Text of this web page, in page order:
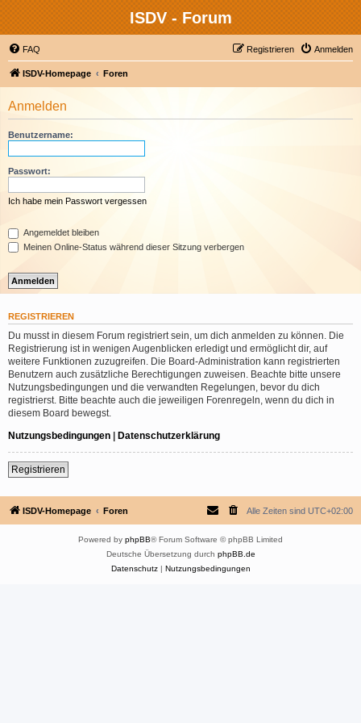
ISDV - Forum
FAQ Anmelden
Registrieren
ISDV-Homepage Foren
Anmelden
Benutzername:
Passwort:
Ich habe mein Passwort vergessen
Angemeldet bleiben
Meinen Online-Status während dieser Sitzung verbergen
REGISTRIEREN
Du musst in diesem Forum registriert sein, um dich anmelden zu können. Die
Registrierung ist in wenigen Augenblicken erledigt und ermöglicht dir, auf
weitere Funktionen zuzugreifen. Die Board-Administration kann registrierten
Benutzern auch zusätzliche Berechtigungen zuweisen. Beachte bitte unsere
Nutzungsbedingungen und die verwandten Regelungen, bevor du dich
registrierst. Bitte beachte auch die jeweiligen Forenregeln, wenn du dich in
diesem Board bewegst.
Nutzungsbedingungen | Datenschutzerklärung
Registrieren
ISDV-Homepage Foren Alle Zeiten sind UTC+02:00
Powered by phpBB® Forum Software © phpBB Limited
Deutsche Übersetzung durch phpBB.de
Datenschutz| Nutzungsbedingungen